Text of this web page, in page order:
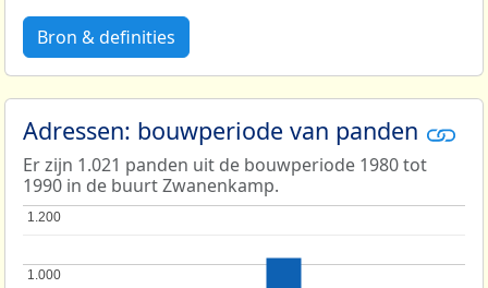
Bron & definities
Adressen: bouwperiode van panden
Er zijn 1.021 panden uit de bouwperiode 1980 tot
1990 in de buurt Zwanenkamp.
1.000
1.000
1.200
1.200